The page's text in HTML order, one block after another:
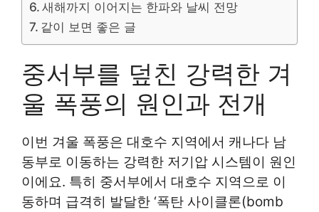
새해까지 이어지는 한파와 날씨 전망
같이 보면 좋은 글
중서부를 덮친 강력한 겨
울 폭풍의 원인과 전개
이번 겨울 폭풍은 대호수 지역에서 캐나다 남
동부로 이동하는 강력한 저기압 시스템이 원인
이에요. 특히 중서부에서 대호수 지역으로 이
동하며 급격히 발달한 ‘폭탄 사이클론(bomb